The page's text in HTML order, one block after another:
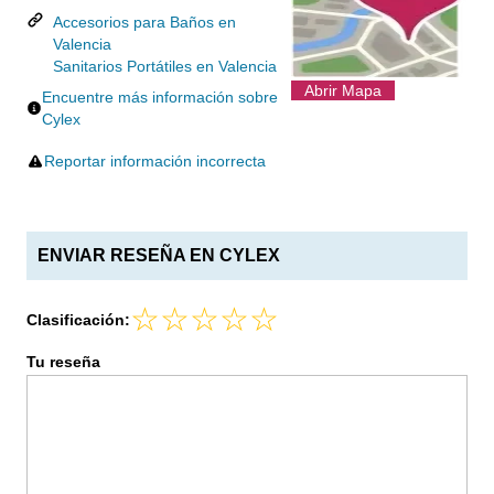
Accesorios para Baños en
Valencia
Sanitarios Portátiles en Valencia
Encuentre más información sobre
Cylex
Reportar información incorrecta
Abrir Mapa
ENVIAR RESEÑA EN CYLEX
Clasificación:
Tu reseña